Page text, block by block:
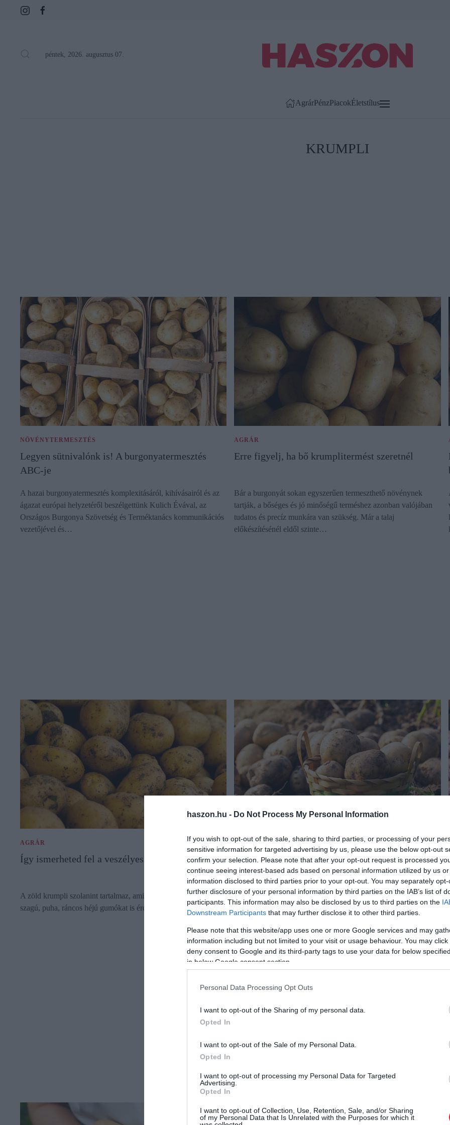
haszon.hu - Do Not Process My Personal Information
If you wish to opt-out of the sale, sharing to third parties, or processing of your
sensitive information for targeted advertising by us, please use the below opt-out
confirm your selection. Please note that after your opt-out request is processed
continue seeing interest-based ads based on personal information utilized by us
information disclosed to third parties prior to your opt-out. You may separately
further disclosure of your personal information by third parties on the IAB’s list of
participants. This information may also be disclosed by us to third parties on the
Downstream Participants that may further disclose it to other third parties.
Please note that this website/app uses one or more Google services and may
information including but not limited to your visit or usage behaviour. You may
deny consent to Google and its third-party tags to use your data for below
in below Google consent section.
Personal Data Processing Opt Outs
I want to opt-out of the Sharing of my personal data.
Opted In
I want to opt-out of the Sale of my Personal Data.
Opted In
I want to opt-out of processing my Personal Data for Targeted
Advertising.
Opted In
I want to opt-out of Collection, Use, Retention, Sale, and/or Sharing
of my Personal Data that Is Unrelated with the Purposes for which it
péntek, 2026. augusztus 07.
AgrárPénzPiacokÉletstílus
KRUMPLI
NÖVÉNYTERMESZTÉS
Legyen sütnivalónk is! A burgonyatermesztés
ABC-je
A hazai burgonyatermesztés komplexitásáról, kihívásairól és az
ágazat európai helyzetéről beszélgettünk Kulich Évával, az
Országos Burgonya Szövetség és Terméktanács kommunikációs
vezetőjével és…
AGRÁR
Erre figyelj, ha bő krumplitermést szeretnél
Bár a burgonyát sokan egyszerűen termeszthető növénynek
tartják, a bőséges és jó minőségű terméshez azonban valójában
tudatos és precíz munkára van szükség. Már a talaj
előkészítésénél eldől szinte…
AGRÁR
Így ismerheted fel a veszélyes burgonyát
A zöld krumpli szolanint tartalmaz, ami mérgező lehet. A dohos
szagú, puha, ráncos héjú gumókat is érdemes kerülni.
NÖVÉNYTERMESZTÉS
Válságban a magyar burgonyatermelés és még az
ár is csökkent
Miközben Nyugat-Európában rekordszámokkal zárták az idei
burgonyaszezont, Magyarországon folytatódik a hanyatlás. Az
is hatszorosa az…